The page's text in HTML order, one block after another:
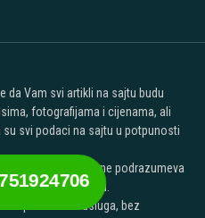
da Vam svi artikli na sajtu budu
fotografijama i cijenama, ali
svi podaci na sajtu u potpunosti
naše ponude i ne podrazumeva
na našem lageru.
proizvoda i usluga, bez